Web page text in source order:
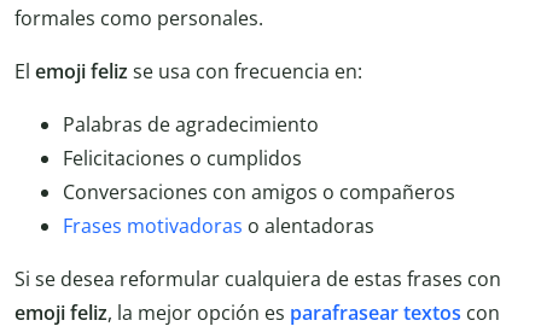
formales como personales.
El emoji felizse usa con frecuencia en:
Palabras de agradecimiento
Felicitaciones o cumplidos
Conversaciones con amigos o compañeros
Frases motivadoras o alentadoras
Si se desea reformular cualquiera de estas frases con
emoji feliz, la mejor opción es parafrasear textos con